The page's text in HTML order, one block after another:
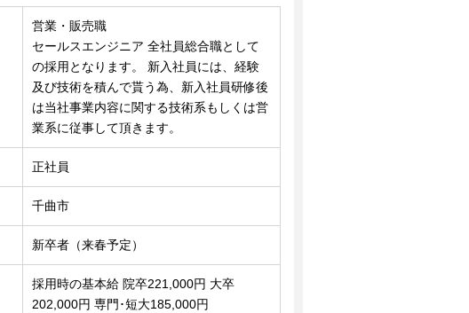
営業・販売職
セールスエンジニア 全社員総合職として
の採用となります。 新入社員には、経験
及び技術を積んで貰う為、新入社員研修後
は当社事業内容に関する技術系もしくは営
業系に従事して頂きます。
正社員
千曲市
新卒者（来春予定）
採用時の基本給 院卒221,000円 大卒
202,000円 専門･短大185,000円